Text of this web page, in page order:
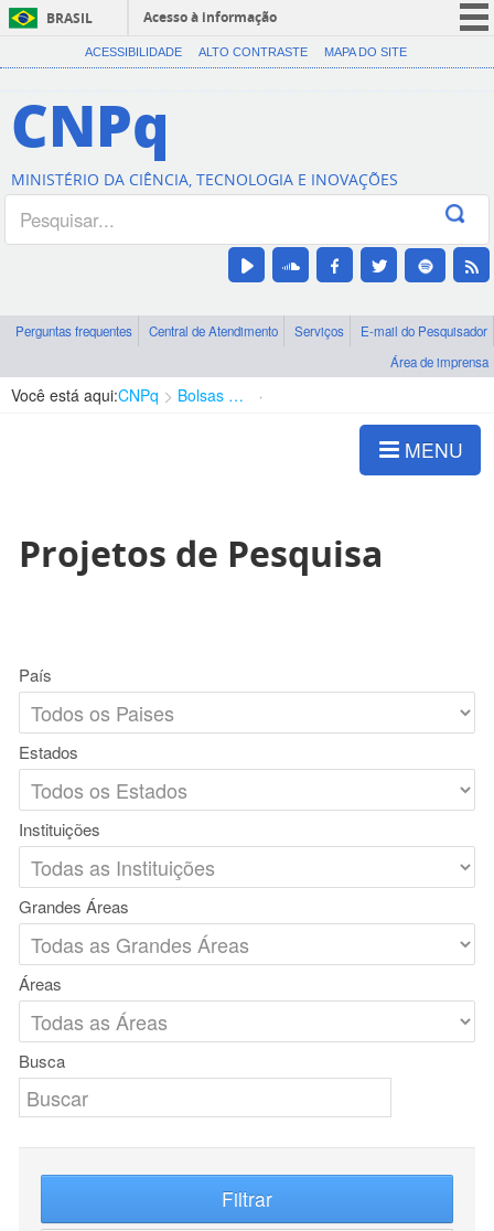
BRASIL
Acesso à informação
CORONAVÍRUS (COVID-19)
Canais
ACESSIBILIDADE ALTO CONTRASTE MAPA DO SITE
CNPq
MINISTÉRIO DA CIÊNCIA, TECNOLOGIA E INOVAÇÕES
Perguntas frequentes Central de Atendimento Serviços
E-mail do Pesquisador
Área de imprensa
Você está aqui:CNPq Bolsas e Auxílios Vigentes
MENU
Projetos de Pesquisa
País
Estados
Instituições
Grandes Áreas
Áreas
Busca
Filtrar